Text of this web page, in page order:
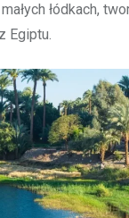
łódkach,
Egiptu.